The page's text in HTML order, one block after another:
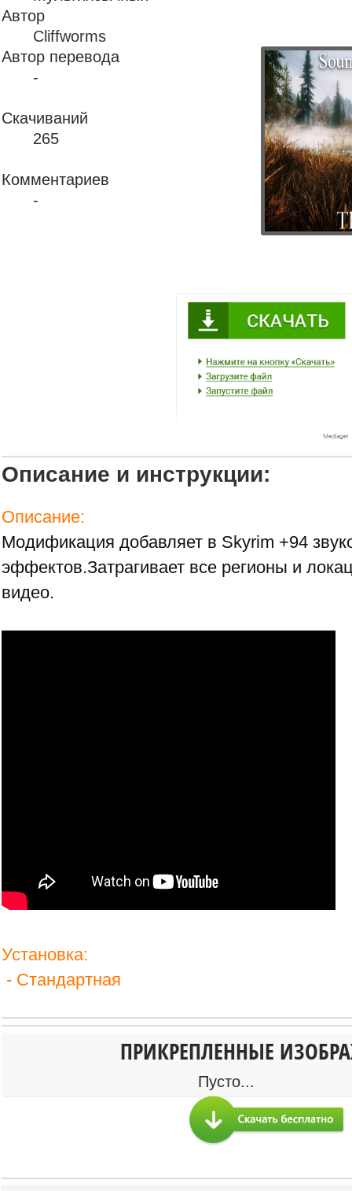
Автор
Cliffworms
Автор перевода
-
Скачиваний
265
Комментариев
-
Описание и инструкции:
Описание:
Модификация добавляет в Skyrim +94
эффектов.Затрагивает все регионы и
видео.
Установка:
- Стандартная
ПРИКРЕПЛЕННЫЕ
Пусто...